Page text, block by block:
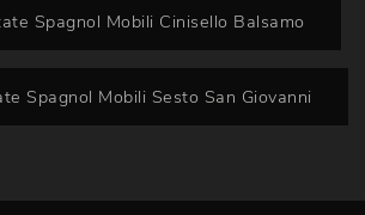
Spagnol Mobili Cinisello Balsamo
Spagnol Mobili Sesto San Giovanni